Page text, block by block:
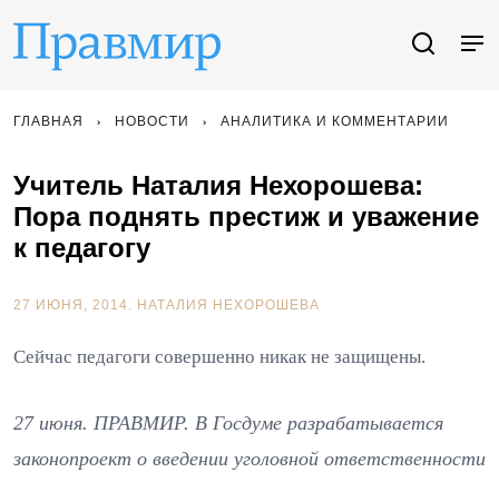
ГЛАВНАЯ НОВОСТИ АНАЛИТИКА И КОММЕНТАРИИ
Учитель Наталия Нехорошева:
Пора поднять престиж и уважение
к педагогу
27 ИЮНЯ, 2014. НАТАЛИЯ НЕХОРОШЕВА
Сейчас педагоги совершенно никак не защищены.
27 июня. ПРАВМИР. В Госдуме разрабатывается
законопроект о введении уголовной ответственности